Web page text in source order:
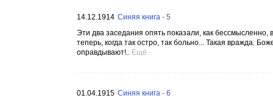
14.12.1914 Синяя книга - 5
Эти два заседания опять показали, как
теперь, когда так остро, так больно... Такая вражда.
оправдывают!.. Ещё
01.04.1915 Синяя книга - 6